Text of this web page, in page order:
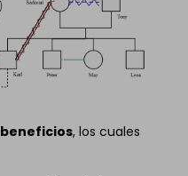
beneficios, los cuales